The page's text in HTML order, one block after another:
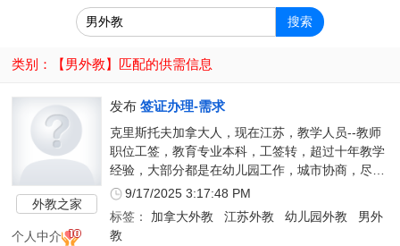
搜索
类别：【男外教】匹配的供需信息
外教之家
个人中介
发布 签证办理-需求
克里斯托夫加拿大人，现在江苏，教学人员--教师
职位工签，教育专业本科，工签转，超过十年教学
经验，大部分都是在幼儿园工作，城市协商，尽快
到 9/17/2025 3:17:48 PM
标签： 加拿大外教 江苏外教 幼儿园外教
男外
教